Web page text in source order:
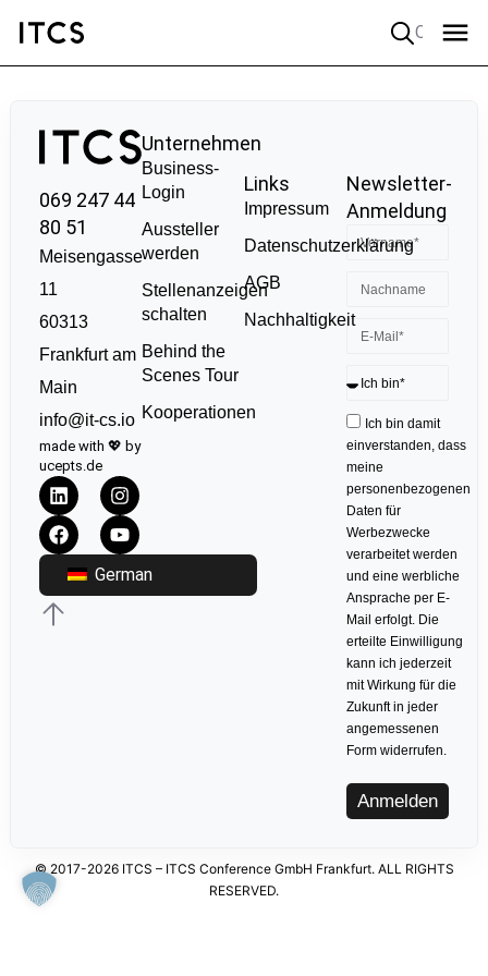
069 247 44
80 51
Meisengasse
11
60313
Frankfurt am
Main
info@it-cs.io
made with 💖 by
ucepts.de
German
Unternehmen
Business-
Login
Aussteller
werden
Stellenanzeigen
schalten
Behind the
Scenes Tour
Kooperationen
Links
Impressum
Datenschutzerklärung
AGB
Nachhaltigkeit
Newsletter-
Anmeldung
Ich bin damit
einverstanden, dass
meine
personenbezogenen
Daten für
Werbezwecke
verarbeitet werden
und eine werbliche
Ansprache per E-
Mail erfolgt. Die
erteilte Einwilligung
kann ich jederzeit
mit Wirkung für die
Zukunft in jeder
angemessenen
Form widerrufen.
Anmelden
© 2017-2026 ITCS – ITCS Conference GmbH Frankfurt. ALL RIGHTS
RESERVED.